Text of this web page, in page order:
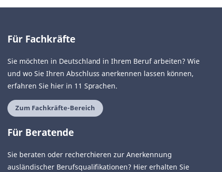
Für Fachkräfte
Sie möchten in Deutschland in Ihrem Beruf arbeiten? Wie
und wo Sie Ihren Abschluss anerkennen lassen können,
erfahren Sie hier in 11 Sprachen.
Zum Fachkräfte-Bereich
Für Beratende
Sie beraten oder recherchieren zur Anerkennung
ausländischer Berufsqualifikationen? Hier erhalten Sie